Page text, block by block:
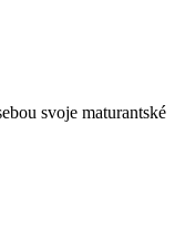
svoje maturantské